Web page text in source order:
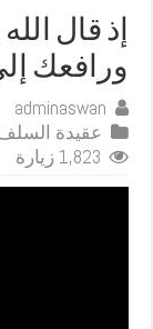
إذ قال
ورافعك
adminaswan
عقيدة
1,823 زيارة